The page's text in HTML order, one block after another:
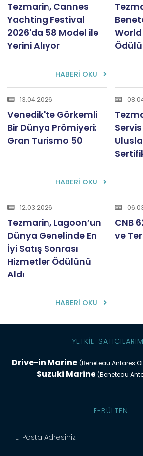
Tezmarin, Cannes
Yachting Festival
2026'da 58 Model ile
Yerini Alıyor
HABERİ OKU
13.04.2026
Venedik'te Görkemli
Bir Dünya Prömiyeri:
Gran Turismo 50
HABERİ OKU
12.03.2026
Tezmarin, Lagoon’un
Dünya Genelinde En
İyi Satış Sonrası
Hizmetler Ödülünü
Aldı
HABERİ OKU
CNB
ve
YETKİLİ
Drive-in Marine (Beneteau Antares
Suzuki Marine (Beneteau
E-BÜLTEN